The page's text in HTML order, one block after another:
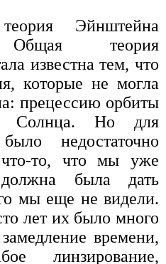
теория Эйнштейна
Общая теория
известна тем, что
которые не могла
прецессию орбиты
Солнца. Но для
недостаточно
что-то, что мы уже
была дать
мы еще не видели.
лет их было много
времени,
линзирование,